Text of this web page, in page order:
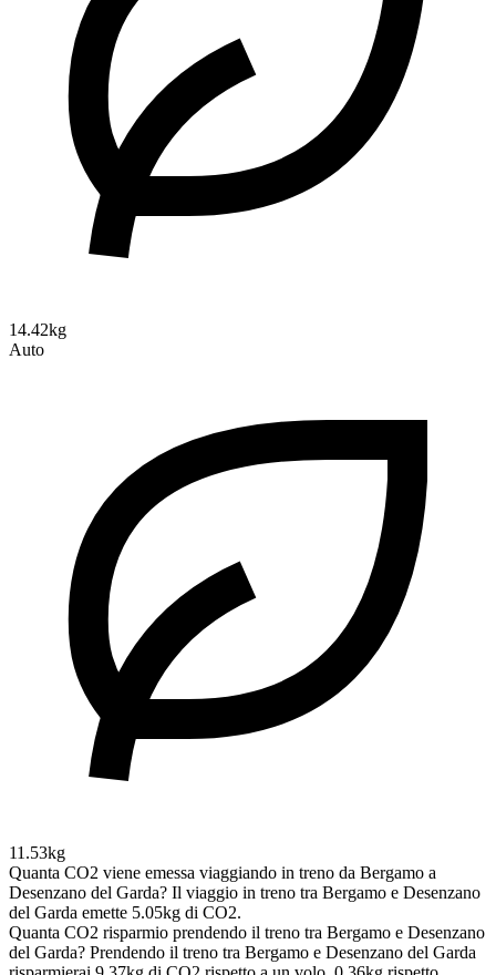
14.42kg
Auto
11.53kg
Quanta CO2 viene emessa viaggiando in treno da Bergamo a
Desenzano del Garda? Il viaggio in treno tra Bergamo e Desenzano
del Garda emette 5.05kg di CO2.
Quanta CO2 risparmio prendendo il treno tra Bergamo e Desenzano
del Garda? Prendendo il treno tra Bergamo e Desenzano del Garda